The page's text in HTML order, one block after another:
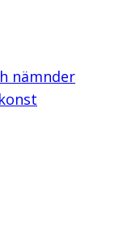
nämnder